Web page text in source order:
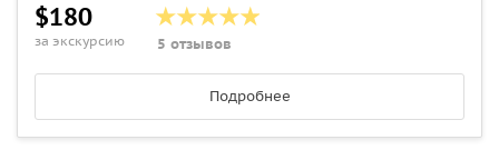
$180
за экскурсию 5 отзывов
Подробнее